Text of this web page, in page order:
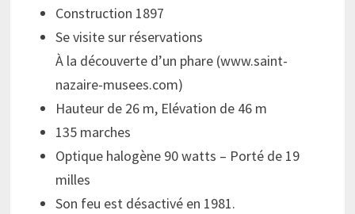
Construction 1897
Se visite sur réservations
À la découverte d’un phare (www.saint-
nazaire-musees.com)
Hauteur de 26 m, Elévation de 46 m
135 marches
Optique halogène 90 watts – Porté de 19
milles
Son feu est désactivé en 1981.